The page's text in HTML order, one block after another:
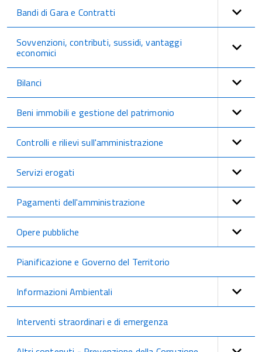
Bandi di Gara e Contratti
Sovvenzioni, contributi, sussidi, vantaggi
economici
Bilanci
Beni immobili e gestione del patrimonio
Controlli e rilievi sull'amministrazione
Servizi erogati
Pagamenti dell'amministrazione
Opere pubbliche
Pianificazione e Governo del Territorio
Informazioni Ambientali
Interventi straordinari e di emergenza